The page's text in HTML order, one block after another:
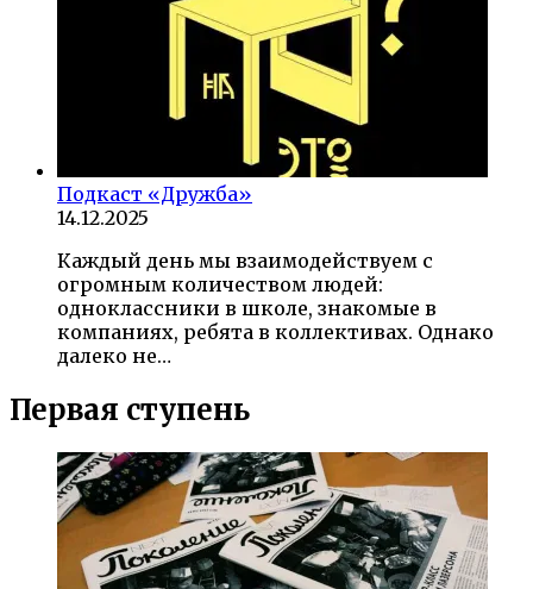
Подкаст «Дружба»
14.12.2025
Каждый день мы взаимодействуем с
огромным количеством людей:
одноклассники в школе, знакомые в
компаниях, ребята в коллективах. Однако
далеко не…
Первая ступень